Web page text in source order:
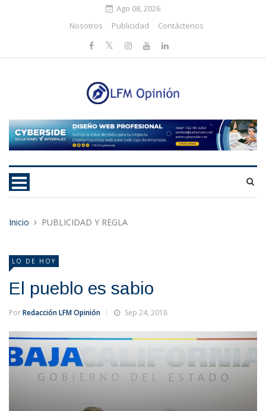
Ago 08, 2026
Nosotros
Publicidad Contáctenos
Inicio PUBLICIDAD Y REGLA
LO DE HOY
El pueblo es sabio
PorRedacción LFM Opinión Sep 24, 2018